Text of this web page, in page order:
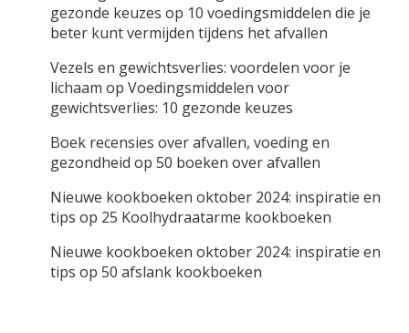
gezonde keuzes op 10 voedingsmiddelen die je
beter kunt vermijden tijdens het afvallen
Vezels en gewichtsverlies: voordelen voor je
lichaam op Voedingsmiddelen voor
gewichtsverlies: 10 gezonde keuzes
Boek recensies over afvallen, voeding en
gezondheid op 50 boeken over afvallen
Nieuwe kookboeken oktober 2024: inspiratie en
tips op 25 Koolhydraatarme kookboeken
Nieuwe kookboeken oktober 2024: inspiratie en
tips op 50 afslank kookboeken